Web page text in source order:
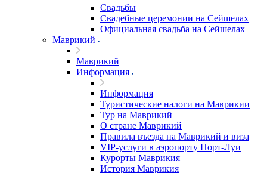
Свадьбы
Свадебные церемонии на Сейшелах
Официальная свадьба на Сейшелах
Маврикий
Маврикий
Информация
Информация
Туристические налоги на Маврикии
Тур на Маврикий
О стране Маврикий
Правила въезда на Маврикий и виза
VIP-услуги в аэропорту Порт-Луи
Курорты Маврикия
История Маврикия